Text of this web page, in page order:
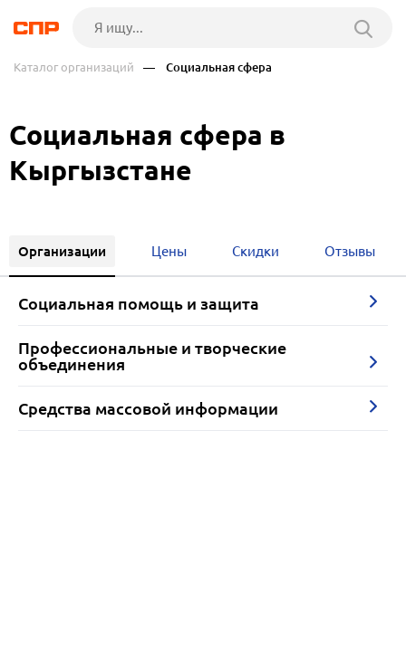
Каталог организаций — Социальная сфера
Социальная сфера в
Кыргызстане
Организации Цены Скидки Отзывы
Социальная помощь и защита
Профессиональные и творческие
объединения
Средства массовой информации